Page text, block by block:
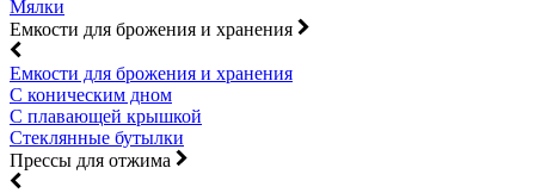
Мялки
Емкости для брожения и хранения
Емкости для брожения и хранения
С коническим дном
С плавающей крышкой
Стеклянные бутылки
Прессы для отжима